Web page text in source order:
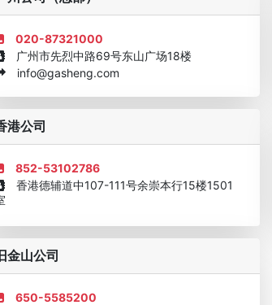
诚信AAAAA奖牌2015 欧美澳最具价值品牌移民机构
020-87321000
广州市先烈中路69号东山广场18楼
info@gasheng.com
港公司
852-53102786
香港德辅道中107-111号余崇本行15楼1501
旧金山公司
650-5585200